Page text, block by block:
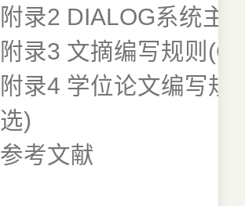
附录2 DIALOG系统主
附录3 文摘编写规则
附录4 学位论文编写规
选)
参考文献